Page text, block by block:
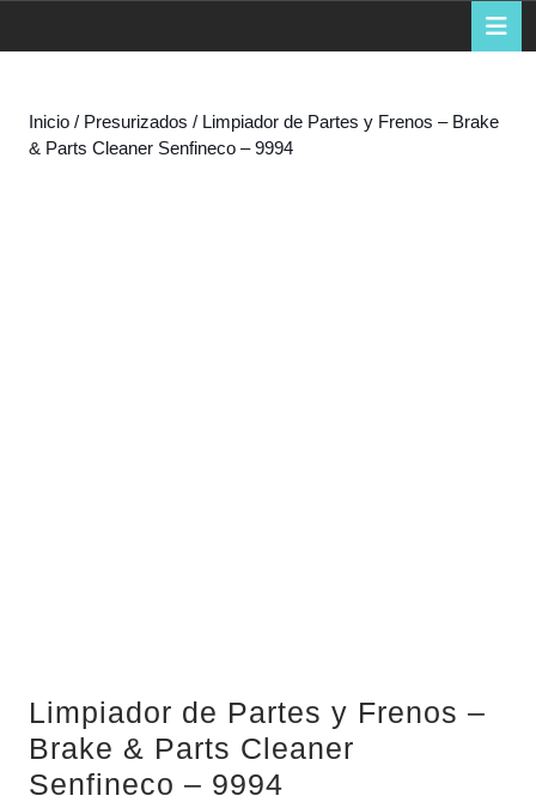
de
la
compra
Inicio / Presurizados / Limpiador de Partes y Frenos – Brake
& Parts Cleaner Senfineco – 9994
Limpiador de Partes y Frenos –
Brake & Parts Cleaner
Senfineco – 9994